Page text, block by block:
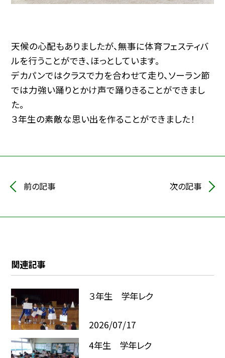
天候の心配もありましたが、無事に体育フェスティバ
ルを行うことができ、ほっとしています。
デカパンではクラスで力を合わせて走り、ソーラン節
では力強い踊りとかけ声で踊りきることができまし
た。
３年生の素敵な思い出を作ることができました！
前の記事 次の記事
関連記事
３年生 学年レク
2026/07/17
4年生 学年レク